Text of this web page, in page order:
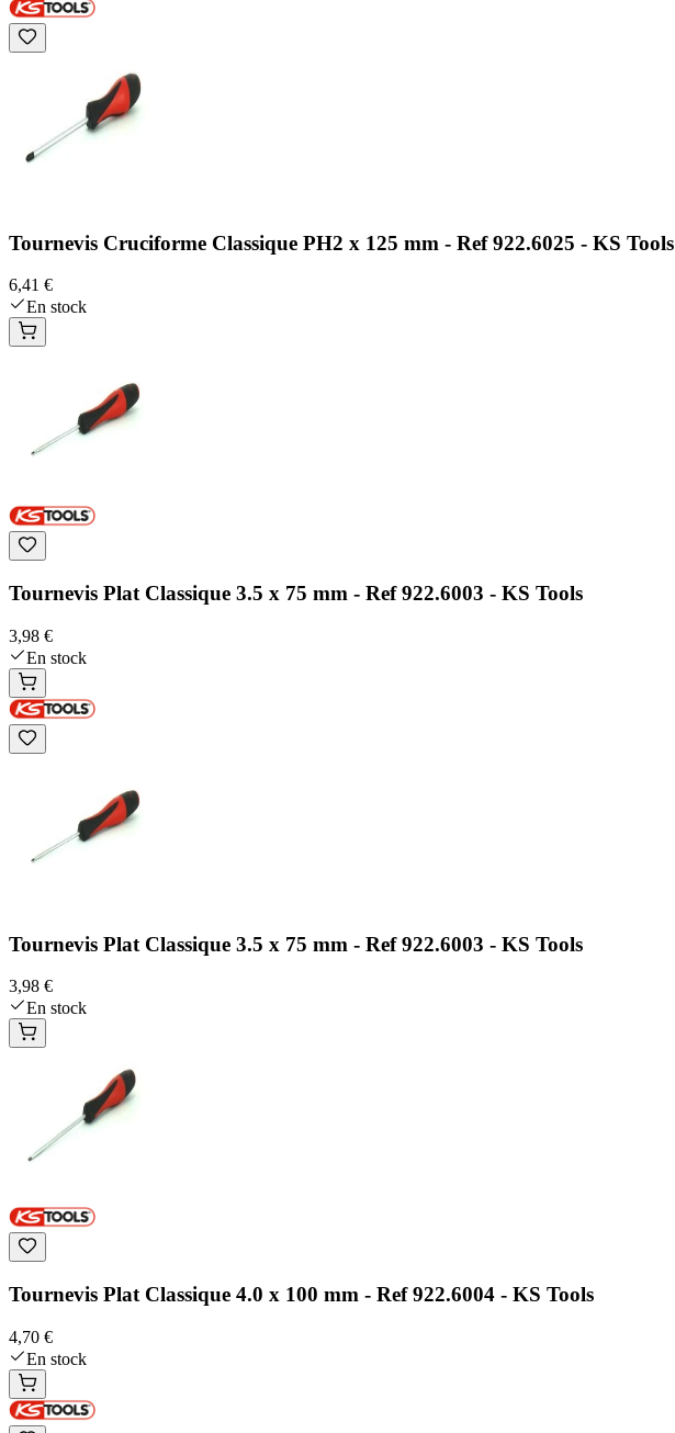
Tournevis Cruciforme Classique PH2 x 125 mm - Ref 922.6025 - KS Tools
6,41 €
En stock
Tournevis Plat Classique 3.5 x 75 mm - Ref 922.6003 - KS Tools
3,98 €
En stock
Tournevis Plat Classique 3.5 x 75 mm - Ref 922.6003 - KS Tools
3,98 €
En stock
Tournevis Plat Classique 4.0 x 100 mm - Ref 922.6004 - KS Tools
4,70 €
En stock